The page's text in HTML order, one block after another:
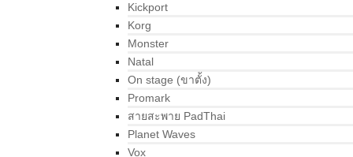
Kickport
Korg
Monster
Natal
On stage (ขาตั้ง)
Promark
สายสะพาย PadThai
Planet Waves
Vox